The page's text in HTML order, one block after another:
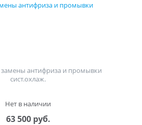
замены антифриза и промывки
сист.охлаж.
Нет в наличии
63 500 руб.